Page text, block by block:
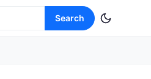
Search